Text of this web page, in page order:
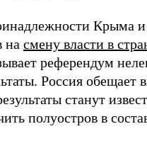
Крыма и
на смену власти в
референдум
Россия обещает
станут
полуостров в